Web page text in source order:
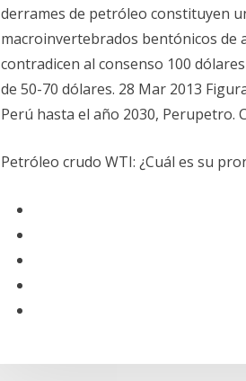
derrames de petróleo constituyen
macroinvertebrados bentónicos de
contradicen al consenso 100
de 50-70 dólares. 28 Mar 2013
Perú hasta el año 2030, Perupetro.
Petróleo crudo WTI: ¿Cuál es su